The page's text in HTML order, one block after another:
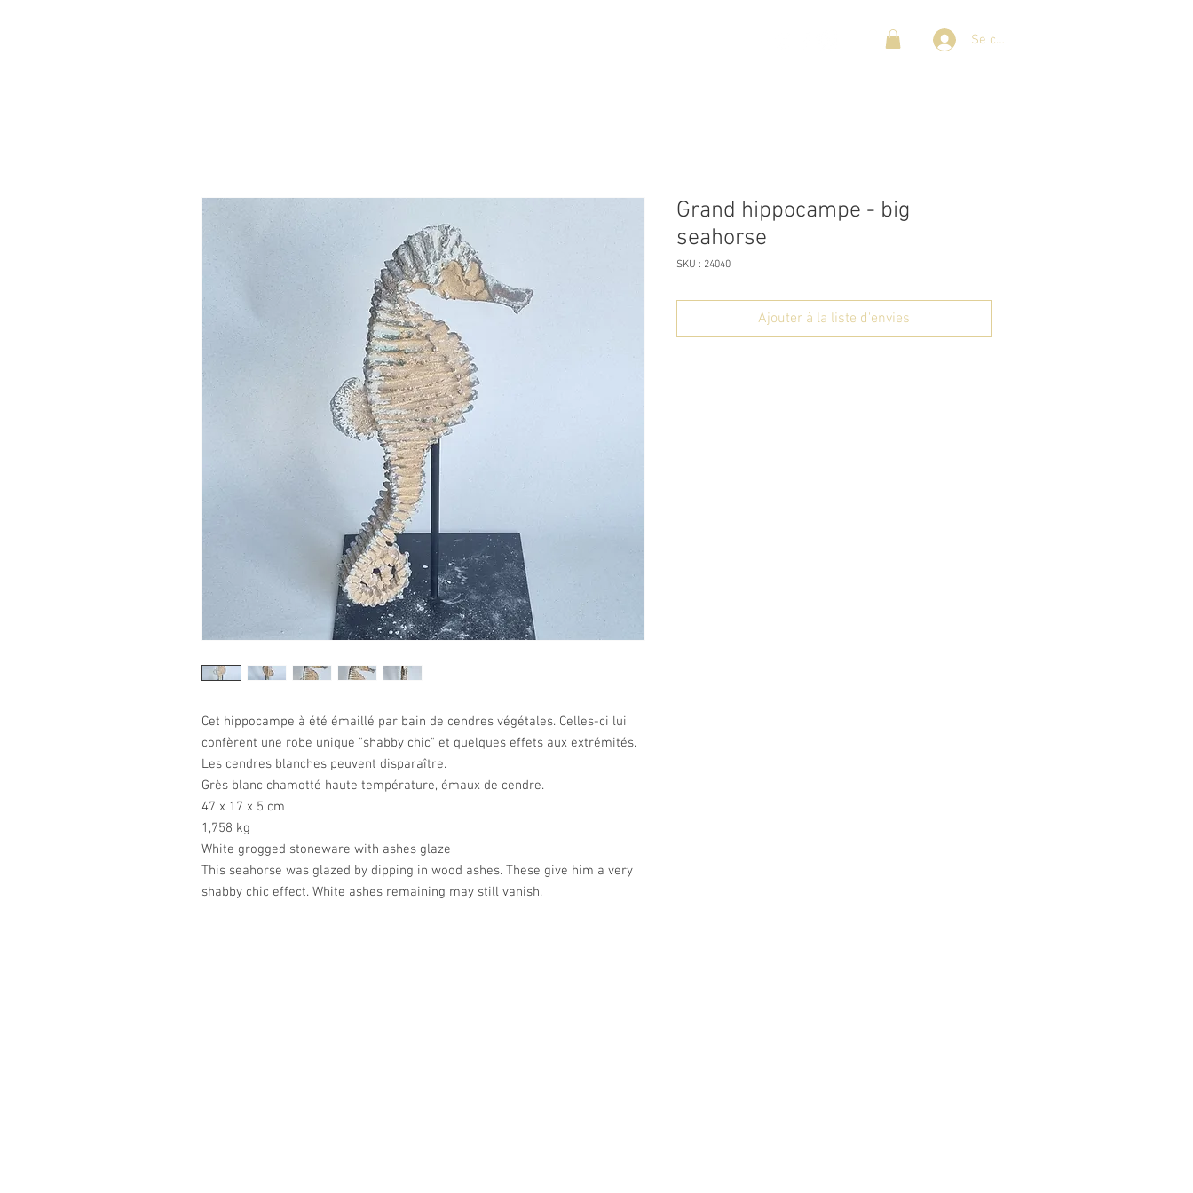
Se connecter
Cet hippocampe à été émaillé par bain de cendres végétales. Celles-ci lui
confèrent une robe unique "shabby chic" et quelques effets aux extrémités.
Les cendres blanches peuvent disparaître.
Grès blanc chamotté haute température, émaux de cendre.
47 x 17 x 5 cm
1,758 kg
White grogged stoneware with ashes glaze
This seahorse was glazed by dipping in wood ashes. These give him a very
shabby chic effect. White ashes remaining may still vanish.
Grand hippocampe - big
seahorse
SKU : 24040
Ajouter à la liste d'envies